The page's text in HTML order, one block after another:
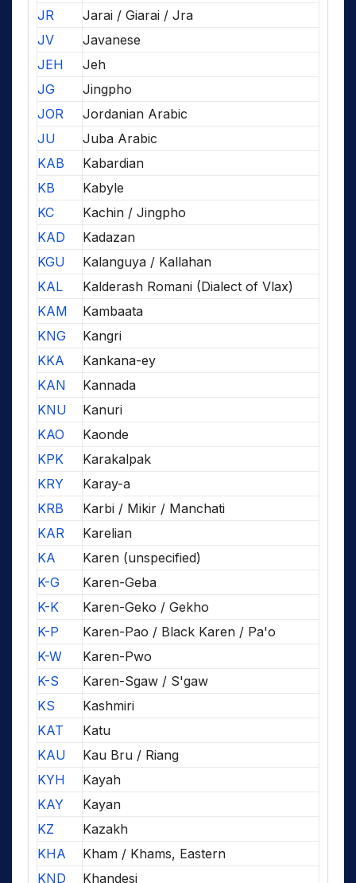
JR
Jarai / Giarai / Jra
JV
Javanese
JEH
Jeh
JG
Jingpho
JOR
Jordanian Arabic
JU
Juba Arabic
KAB
Kabardian
KB
Kabyle
KC
Kachin / Jingpho
KAD
Kadazan
KGU
Kalanguya / Kallahan
KAL
Kalderash Romani (Dialect of Vlax)
KAM
Kambaata
KNG
Kangri
KKA
Kankana-ey
KAN
Kannada
KNU
Kanuri
KAO
Kaonde
KPK
Karakalpak
KRY
Karay-a
KRB
Karbi / Mikir / Manchati
KAR
Karelian
KA
Karen (unspecified)
K-G
Karen-Geba
K-K
Karen-Geko / Gekho
K-P
Karen-Pao / Black Karen / Pa'o
K-W
Karen-Pwo
K-S
Karen-Sgaw / S'gaw
KS
Kashmiri
KAT
Katu
KAU
Kau Bru / Riang
KYH
Kayah
KAY
Kayan
KZ
Kazakh
KHA
Kham / Khams, Eastern
KND
Khandesi